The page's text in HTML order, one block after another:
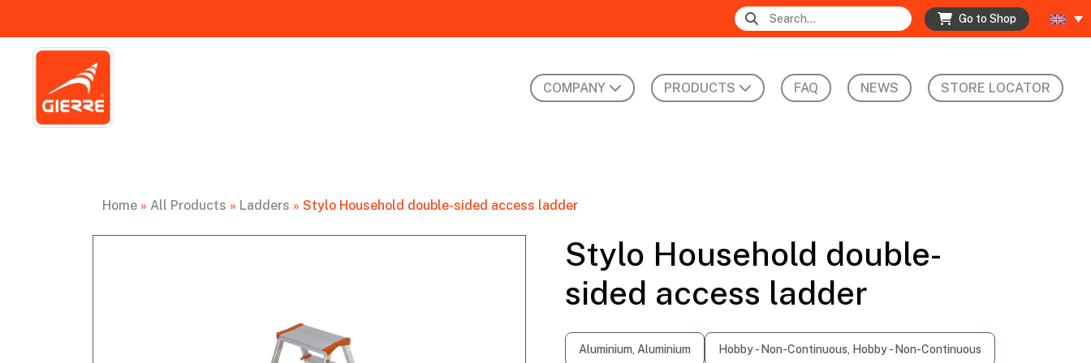
Go to Shop
COMPANY PRODUCTS FAQ NEWS STORE LOCATOR
Home » All Products » Ladders » Stylo Household double-sided access ladder
Stylo Household double-
sided access ladder
Aluminium, Aluminium Hobby - Non-Continuous, Hobby - Non-Continuous